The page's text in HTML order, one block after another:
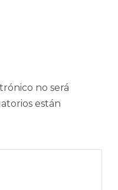
no será
están